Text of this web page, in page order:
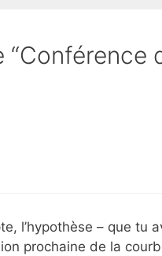
l’hypothèse – que tu
prochaine de la